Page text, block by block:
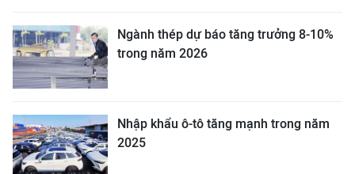
Ngành thép dự báo tăng trưởng 8-10%
trong năm 2026
Nhập khẩu ô-tô tăng mạnh trong năm
2025